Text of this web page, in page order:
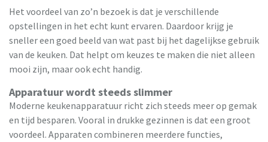
Het voordeel van zo’n bezoek is dat je verschillende
opstellingen in het echt kunt ervaren. Daardoor krijg je
sneller een goed beeld van wat past bij het dagelijkse gebruik
van de keuken. Dat helpt om keuzes te maken die niet alleen
mooi zijn, maar ook echt handig.
Apparatuur wordt steeds slimmer
Moderne keukenapparatuur richt zich steeds meer op gemak
en tijd besparen. Vooral in drukke gezinnen is dat een groot
voordeel. Apparaten combineren meerdere functies,